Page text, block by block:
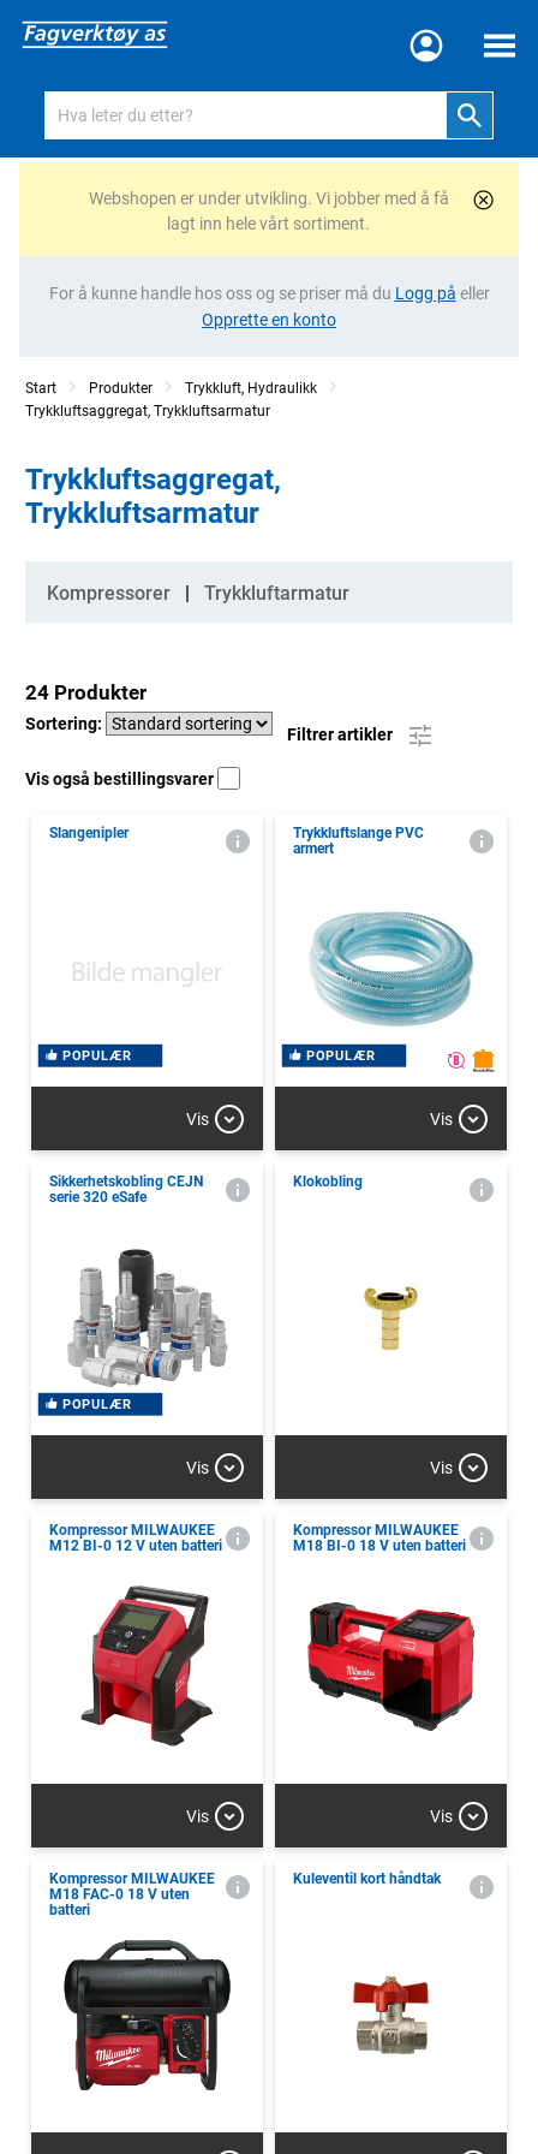
Meny
Webshopen er under utvikling. Vi jobber med å få
lagt inn hele vårt sortiment.
For å kunne handle hos oss og se priser må du Logg på eller
Opprette en konto
Start Produkter
Trykkluft, Hydraulikk
Trykkluftsaggregat, Trykkluftsarmatur
Trykkluftsaggregat,
Trykkluftsarmatur
Kategorier
Kompressorer Trykkluftarmatur
24 Produkter
Sortering:
Filtrer artikler
Vis også bestillingsvarer
Slangenipler
POPULÆR
Vis
Trykkluftslange PVC
armert
POPULÆR
Vis
Sikkerhetskobling CEJN
serie 320 eSafe
POPULÆR
Vis
Klokobling
Vis
Kompressor MILWAUKEE
M12 BI-0 12 V uten batteri
Vis
Kompressor MILWAUKEE
M18 BI-0 18 V uten batteri
Vis
Kompressor MILWAUKEE
M18 FAC-0 18 V uten
batteri
Kuleventil kort håndtak